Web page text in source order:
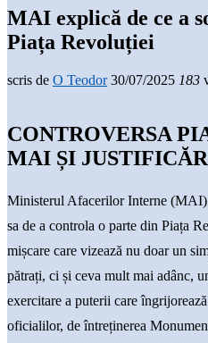
MAI explică de ce a
Piața Revoluției
scris de O Teodor 30/07/2025 183
CONTROVERSA
MAI ȘI
Ministerul Afacerilor Interne (MAI)
sa de a controla o parte din Piața
mișcare care vizează nu doar un
pătrați, ci și ceva mult mai adânc,
exercitare a puterii care
oficialilor, de întreținerea